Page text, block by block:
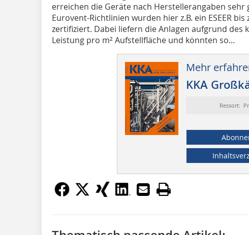
erreichen die Geräte nach Herstellerangaben sehr
Eurovent-Richtlinien wurden hier z.B. ein ESEER bis
zertifiziert. Dabei liefern die Anlagen aufgrund des
Leistung pro m² Aufstellfläche und könnten so...
Mehr
KKA
Ressort: